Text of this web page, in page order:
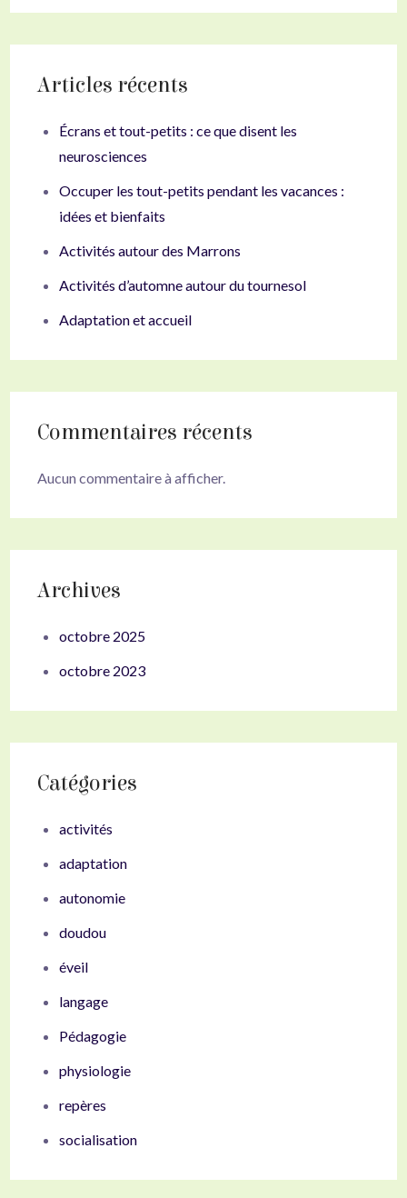
Articles récents
Écrans et tout-petits : ce que disent les
neurosciences
Occuper les tout-petits pendant les vacances :
idées et bienfaits
Activités autour des Marrons
Activités d’automne autour du tournesol
Adaptation et accueil
Commentaires récents
Aucun commentaire à afficher.
Archives
octobre 2025
octobre 2023
Catégories
activités
adaptation
autonomie
doudou
éveil
langage
Pédagogie
physiologie
repères
socialisation